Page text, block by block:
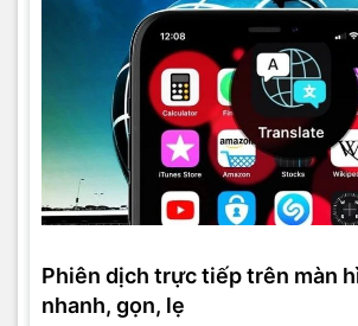
Phiên dịch trực tiếp trên màn
nhanh, gọn, lẹ